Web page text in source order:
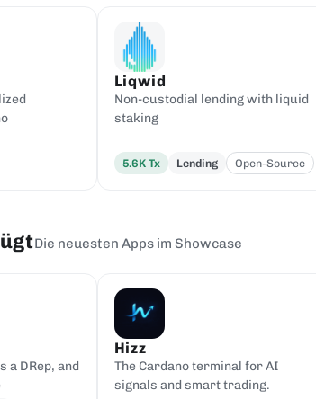
Liqwid
Non-custodial lending with liquid
staking
5.6K Tx Lending Open-Source
Die neuesten Apps im Showcase
a DRep, and
Hizz
The Cardano terminal for AI
signals and smart trading.